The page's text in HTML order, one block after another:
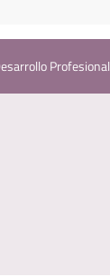
Profesional